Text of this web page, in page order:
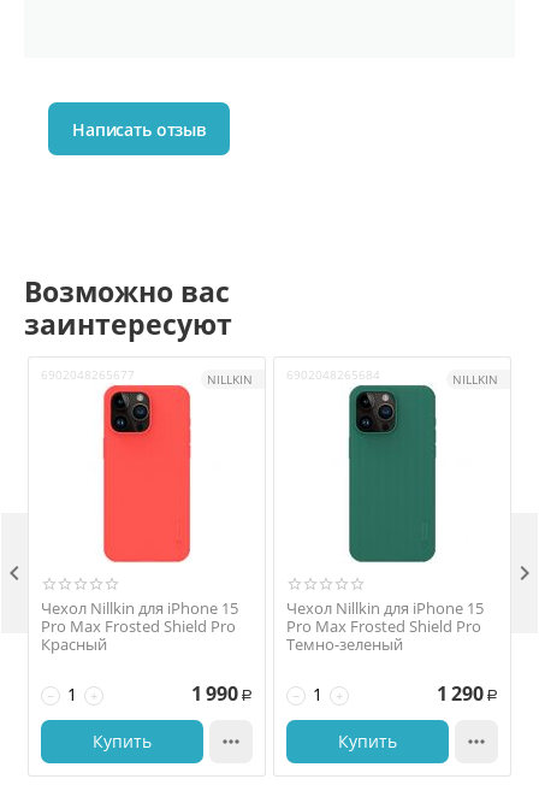
Написать отзыв
Возможно вас
заинтересуют
6902048265677 NILLKIN
Чехол Nillkin для iPhone 15
Pro Max Frosted Shield Pro
Красный
+
− 1 990 Р
Купить 
6902048265684 NILLKIN
Чехол Nillkin для iPhone 15
Pro Max Frosted Shield Pro
Темно-зеленый
+
− 1 290 Р
Купить 
 